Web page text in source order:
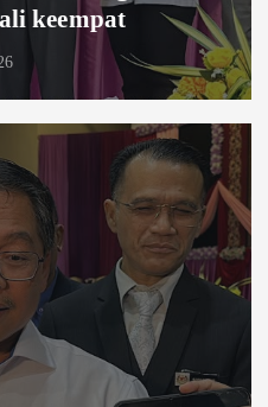
keempat